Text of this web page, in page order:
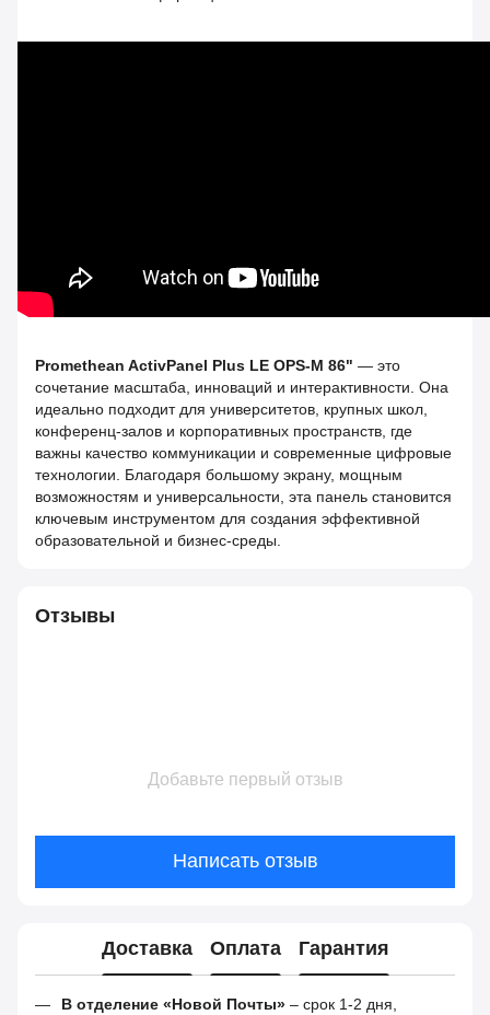
Promethean ActivPanel Plus LE OPS-M 86" — это
сочетание масштаба, инноваций и интерактивности. Она
идеально подходит для университетов, крупных школ,
конференц-залов и корпоративных пространств, где
важны качество коммуникации и современные цифровые
технологии. Благодаря большому экрану, мощным
возможностям и универсальности, эта панель становится
ключевым инструментом для создания эффективной
образовательной и бизнес-среды.
Отзывы
Добавьте первый отзыв
Написать отзыв
Доставка Оплата Гарантия
В отделение «Новой Почты» – срок 1-2 дня,